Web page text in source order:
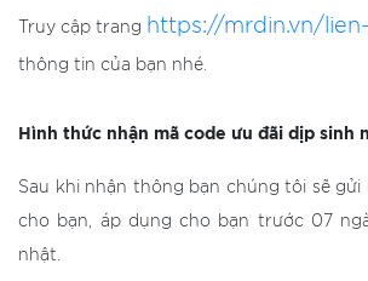
Truy cập trang https://mrdin.vn/
thông tin của bạn nhé.
Hình thức nhận mã code ưu đãi dịp sinh
Sau khi nhận thông bạn chúng tôi sẽ gửi
cho bạn, áp dụng cho bạn trước 07
nhật.